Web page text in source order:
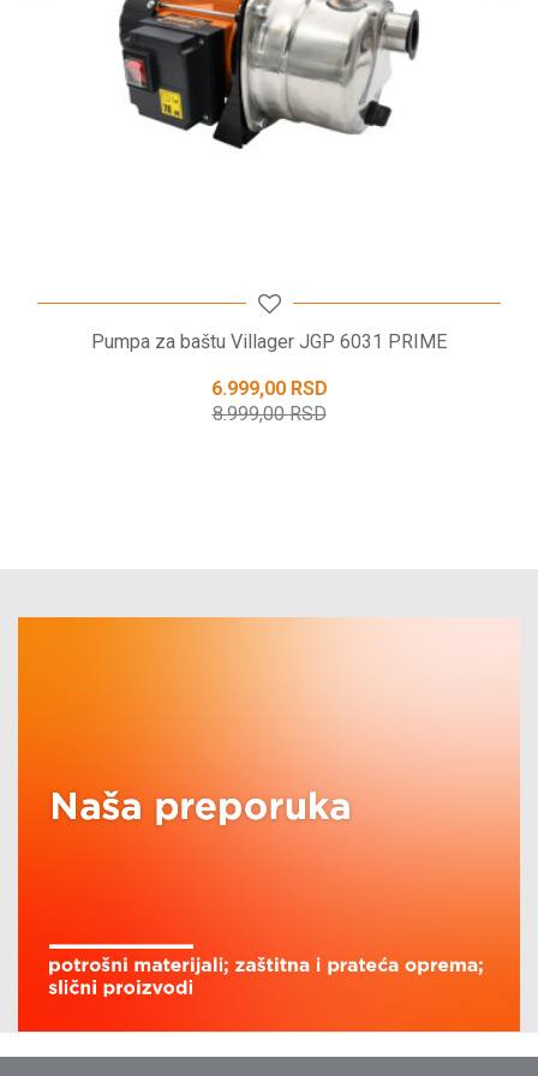
POŠALJI
Pumpa za baštu Villager JGP 6031 PRIME
6.999,00 RSD
8.999,00RSD